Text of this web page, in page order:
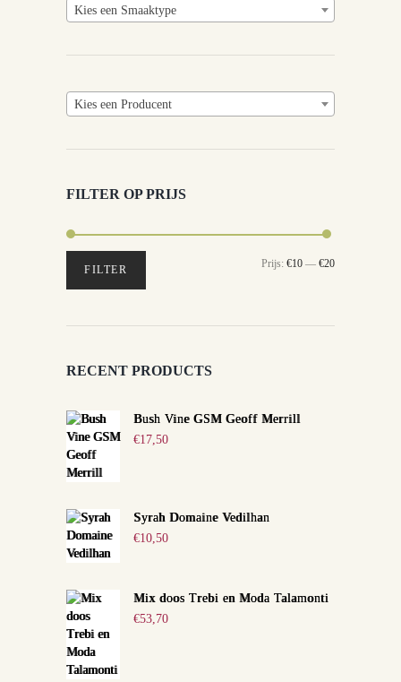
Kies een Smaaktype
Kies een Producent
FILTER OP PRIJS
Min.
Max.
FILTER Prijs: €10 — €20
RECENT PRODUCTS
Bush Vine GSM Geoff Merrill
€17,50
Syrah Domaine Vedilhan
€10,50
Mix doos Trebi en Moda Talamonti
€53,70